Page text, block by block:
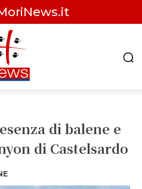
di balene e
di Castelsardo